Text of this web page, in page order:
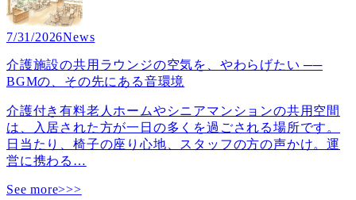
7/31/2026News
介護施設の共用ラウンジの空気を、やわらげたい ──
BGMの、その先にある音環境
介護付き有料老人ホームやシニアマンションの共用空間
は、入居された方が一日の多くを過ごされる場所です。
日当たり、椅子の座り心地、スタッフの方の声かけ。運
営に携わる …
See more>>>